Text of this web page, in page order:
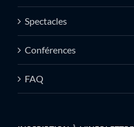
Spectacles
Conférences
FAQ